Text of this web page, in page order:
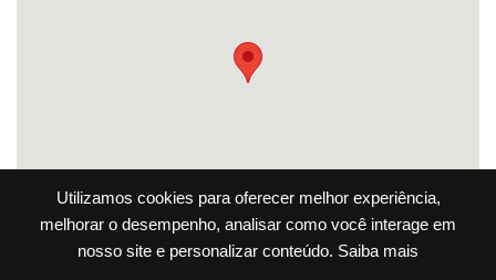
Utilizamos cookies para oferecer melhor experiência,
melhorar o desempenho, analisar como você interage em
nosso site e personalizar conteúdo. Saiba mais